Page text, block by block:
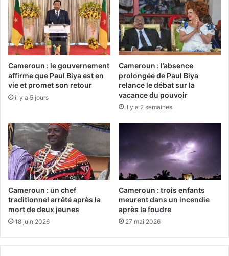
Cameroun : le gouvernement
affirme que Paul Biya est en
vie et promet son retour
il y a 5 jours
Cameroun : l’absence
prolongée de Paul Biya
relance le débat sur la
vacance du pouvoir
il y a 2 semaines
Cameroun : un chef
traditionnel arrêté après la
mort de deux jeunes
18 juin 2026
Cameroun : trois enfants
meurent dans un incendie
après la foudre
27 mai 2026